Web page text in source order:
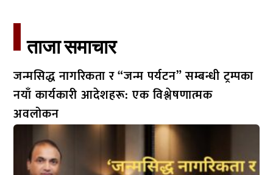
ताजा समाचार​
जन्मसिद्ध नागरिकता र “जन्म पर्यटन” सम्बन्धी ट्रम्पका
नयाँ कार्यकारी आदेशहरू: एक विश्लेषणात्मक
अवलोकन